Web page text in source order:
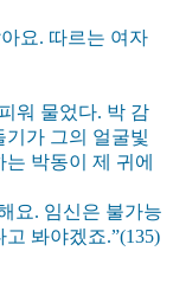
요. 따르는 여자
워 물었다. 박 감
가 그의 얼굴빛
박동이 제 귀에
요. 임신은 불가능
봐야겠죠.”(135)